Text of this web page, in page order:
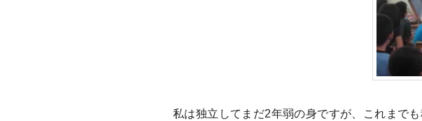
私は独立してまだ2年弱の身ですが、これまで